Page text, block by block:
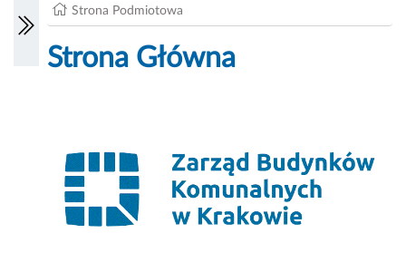
Strona Podmiotowa
Strona Główna